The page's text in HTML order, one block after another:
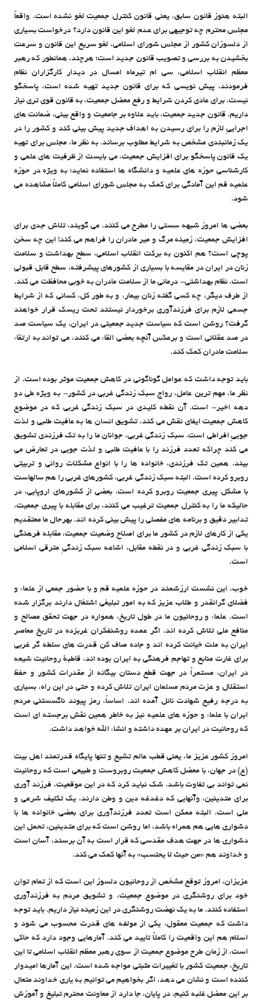
البته هنوز قانون سابق، یعنی قانون کنترل جمعیت لغو نشده است. واقعاً
مجلس محترم چه توجیهی برای عدم لغو این قانون دارد؟ درخواست بسیاری
از دلسوزان کشور از مجلس شورای اسلامی، لغو سریع این قانون و سرعت
بخشیدن به بررسی و تصویب قانون جدید است؛ هرچند، همانطور که رهبر
معظم انقلاب اسلامی، سی ام تیرماه امسال در دیدار کارگزاران نظام
فرمودند، پیش نویسی که برای قانون جدید تهیه شده است، پاسخگو
نیست. برای عادی کردن شرایط و رفع معضل جمعیت، به قانون قوی تری نیاز
داریم. قانون جدید جمعیت، باید علاوه بر جامعیت و واقع بینی، ضمانت های
اجراییِ لازم را برای رسیدن به اهداف جدید پیش بینی کند و کشور را در
یک زمانبندی مشخص به شرایط مطلوب برساند. به نظر ما، مجلس برای تهیه
یک قانون پاسخگو برای افزایش جمعیت، می بایست از ظرفیت های علمی و
کارشناسی حوزه های علمیه و دانشگاه ها استفاده نماید؛ به ویژه در حوزه
علمیه قم این آمادگی برای کمک به مجلس شورای اسلامی کاملاً مشاهده می
شود.
بعضی ها امروز شبهه سستی را مطرح می کنند. می گویند، تلاش جدی برای
افزایش جمعیت، زمینه مرگ و میر مادران را فراهم می کند! این چه سخن
پوچی است؟ هم اکنون به برکت انقلاب اسلامی، سطح بهداشت و سلامت
زنان در ایران در مقایسه با بسیاری از کشورهای پیشرفته، سطح قابل قبولی
است. نظام بهداشتی- درمانی ما از سلامت مادران به خوبی محافظت می کند.
از طرف دیگر، چه کسی گفته زنان بیمار، و به طور کل، کسانی که از شرایط
جسمی لازم برای فرزندآوری برخوردار نیستند تحت ریسک قرار خواهند
گرفت؟ روشن است که سیاست جدید جمعیتی در ایران، یک سیاست صد
در صد عقلانی است و برعکس آنچه بعضی القاء می کنند، می تواند به ارتقاء
سلامت مادران کمک کند.
باید توجه داشت که عوامل گوناگونی در کاهش جمعیت موثر بوده است. از
نظر ما، مهم ترین عامل، رواج سبک زندگی غربی در کشور- به ویژه طی دو
دهه اخیر- است. آن نقطه کلیدی در سبک زندگی غربی که در موضوع
کاهش جمعیت ایفای نقش می کند، تشویق انسان ها به عافیت طلبی و لذت
جوییِ افراطی است. سبک زندگی غربی، جوانان ما را به تک فرزندی تشویق
می کند چراکه تعدد فرزند را با عافیت طلبی و لذت جویی در تعارض می
بیند. همین تک فرزندی، خانواده ها را با انواع مشکلات روانی و تربیتی
روبرو کرده است. البته سبک زندگی غربی، کشورهای غربی را هم سالهاست
با مشکل پیری جمعیت روبرو کرده است. بعضی از کشورهای اروپایی، در
حالیکه ما را به کنترل جمعیت ترغیب می کنند، برای مقابله با پیری جمعیت،
تدابیر دقیق و برنامه های مفصلی را پیش بینی کرده اند. بهرحال ما معتقدیم
یکی از کارهای لازم در کشور ما برای اصلاح وضعیت جمعیت، مقابله فرهنگی
با سبک زندگی غربی و در نقطه مقابل، اشاعه سبک زندگیِ مترقی اسلامی
است.
خوب، این نشست ارزشمند در حوزه علمیه قم و با حضور جمعی از علماء و
فضلای گرانقدر و طلاب عزیز که به امور تبلیغی اشتغال دارند برگزار شده
است. علماء و روحانیون ما در طول تاریخ، همواره در جهت تحقق مصالح و
منافع ملی تلاش کرده اند. اگر عمده روشنفکران غربزده در تاریخ معاصر
ایران به ملت خیانت کرده اند و جاده صاف کن قدرت های سلطه گر غربی
برای غارت منابع و تهاجم فرهنگی به ایران بوده اند، قاطبۀ روحانیت شیعه
در ایران، مستمراً در جهت قطع دستان بیگانه از مقدرات کشور و حفظ
استقلال و عزت مردم مسلمان ایران تلاش کرده و حتی در این راه، بسیاری
به درجه رفیع شهادت نائل آمده اند. اساساً، رمز پیوند ناگسستنی مردم
ایران با علماء و حوزه های علمیه نیز به خاطر همین نقش برجسته ای است
که روحانیت در ایران بر عهده داشته و انشاء الله خواهد داشت.
امروز کشور عزیز ما، یعنی قطب عالم تشیع و تنها پایگاه قدرتمند اهل بیت
(ع) در جهان، با معضل کاهش جمعیت روبروست و طبیعی است که روحانیت
نمی تواند بی تفاوت باشد. شک نباید کرد که در این موقعیت، فرزند آوری
برای متدینین، وآنهایی که دغدغه دین و وطن دارند، یک تکلیف شرعی و
ملی است. البته ممکن است تعدد فرزندآوری برای بعضی خانواده ها با
دشواری هایی هم همراه باشد، اما روشن است که برای متدینین، تحمل این
دشواری ها در جهت هدف مقدسی که قرار است به آن برسند، آسان است
و خداوند هم «من حیث لا یحتسب» به آنها کمک می کند.
عزیزان، امروز توقع مشخص از روحانیون دلسوز این است که از تمام توان
خود برای روشنگری در موضوع جمعیت، و تشویق مردم به فرزندآوری
استفاده کنند. ما به یک نهضت روشنگری در این زمینه نیاز داریم. باید توجه
داشت که جمعیت معقول، یکی از مولفه های قدرت محسوب می شود و
اسلام هم این واقعیت را کاملاً تایید می کند. آمارهایی وجود دارد که حاکی
است، از زمان طرح موضوع جمعیت از سوی رهبر معظم انقلاب اسلامی تا این
تاریخ، جمعیت کشور با تغییرات مثبتی مواجه شده است. این آمارها امیدوار
کننده است و نشان می دهد، اگر بخواهیم می توانیم به یاری خداوند متعال
بر این معضل غلبه کنیم. در پایان، جا دارد از معاونت محترم تبلیغ و آموزش